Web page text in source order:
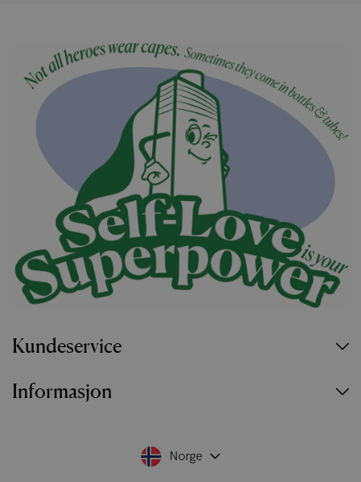
Kundeservice
Informasjon
Norge